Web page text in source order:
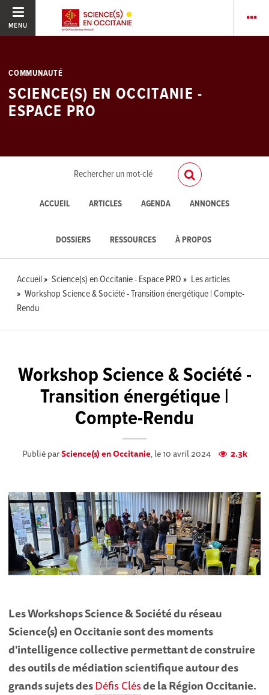
MENU
COMMUNAUTÉ
SCIENCE(S) EN OCCITANIE -
ESPACE PRO
ACCUEIL ARTICLES AGENDA ANNONCES
DOSSIERS RESSOURCES À PROPOS
Accueil Science(s) en Occitanie - Espace PRO
Les articles
Workshop Science & Société - Transition énergétique | Compte-
Rendu
Workshop Science & Société -
Transition énergétique |
Compte-Rendu
Publié parScience(s) en Occitanie, le 10 avril 2024 2.3k
Les Workshops Science & Société du réseau
Science(s) en Occitanie sont des moments
d'intelligence collective permettant de construire
des outils de médiation scientifique autour des
grands sujets desDéfis Clésde la Région Occitanie.